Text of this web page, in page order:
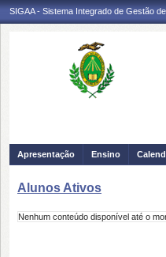
SIGAA - Sistema Integrado de Gestão
Apresentação Ensino
Alunos Ativos
Nenhum conteúdo disponível até o